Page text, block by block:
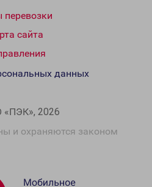
перевозки
сайта
2026
и охраняются законом
данных